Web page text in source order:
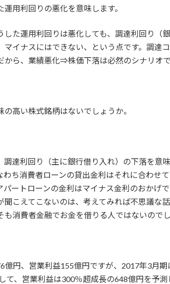
用利回りの悪化を意味します。
した運用利回りは悪化しても、調達利回り（
イナスにはできない、という点です。調達
ら、業績悪化⇒株価下落は必然のシナリオで
高い株式銘柄はないでしょうか。
達利回り（主に銀行借り入れ）の下落を意
ち消費者ローンの貸出金利はそれに合わせ
ートローンの金利はマイナス金利のおかげ
こえてこないのは、考えてみれば不思議な
消費者金融でお金を借りる人ではないのでし
億円、営業利益155億円ですが、2017年3月期
、営業利益は300％超成長の648億円を予測